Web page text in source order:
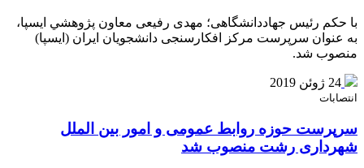
با حکم رئیس جهاددانشگاهی؛ مهدی رفیعی معاون پژوهشي ايسپا،
به عنوان سرپرست مرکز افکارسنجی دانشجویان ایران (ایسپا)
منصوب شد.
24 ژوئن 2019
انتصابات
سرپرست حوزه روابط عمومی و امور بین الملل
شهرداری رشت منصوب شد